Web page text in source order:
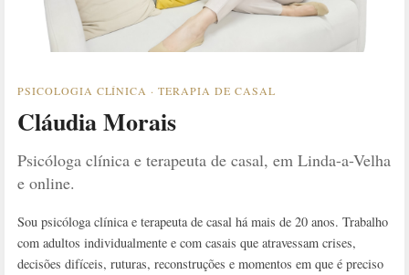
PSICOLOGIA CLÍNICA · TERAPIA DE CASAL
Cláudia Morais
Psicóloga clínica e terapeuta de casal, em Linda-a-Velha
e online.
Sou psicóloga clínica e terapeuta de casal há mais de 20 anos. Trabalho
com adultos individualmente e com casais que atravessam crises,
decisões difíceis, ruturas, reconstruções e momentos em que é preciso